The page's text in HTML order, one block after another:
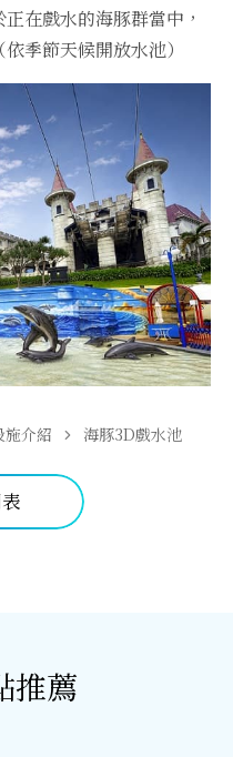
在戲水的海豚群當中，
季節天候開放水池）
施介紹 海豚3D戲水池
推薦